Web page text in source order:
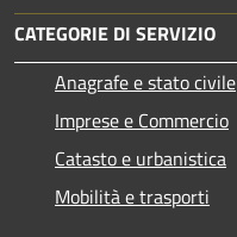
CATEGORIE DI SERVIZIO
Anagrafe e stato civile
Imprese e Commercio
Catasto e urbanistica
Mobilità e trasporti